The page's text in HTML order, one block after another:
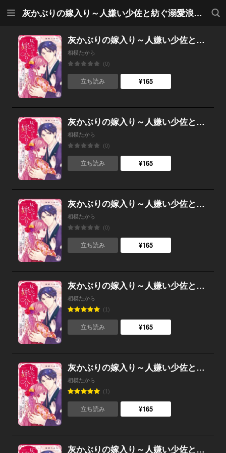
灰かぶりの嫁入り～人嫌い少佐と紡ぐ溺愛浪漫譚～
検索
灰かぶりの嫁入り～人嫌い少佐と紡ぐ溺愛浪漫譚～(6)
相模たから
(0)
立ち読み ¥165
灰かぶりの嫁入り～人嫌い少佐と紡ぐ溺愛浪漫譚～(5)
相模たから
(0)
立ち読み ¥165
灰かぶりの嫁入り～人嫌い少佐と紡ぐ溺愛浪漫譚～(4)
相模たから
(0)
立ち読み ¥165
灰かぶりの嫁入り～人嫌い少佐と紡ぐ溺愛浪漫譚～(3)
相模たから
(1)
立ち読み ¥165
灰かぶりの嫁入り～人嫌い少佐と紡ぐ溺愛浪漫譚～(2)
相模たから
(1)
立ち読み ¥165
灰かぶりの嫁入り～人嫌い少佐と紡ぐ溺愛浪漫譚～(1)